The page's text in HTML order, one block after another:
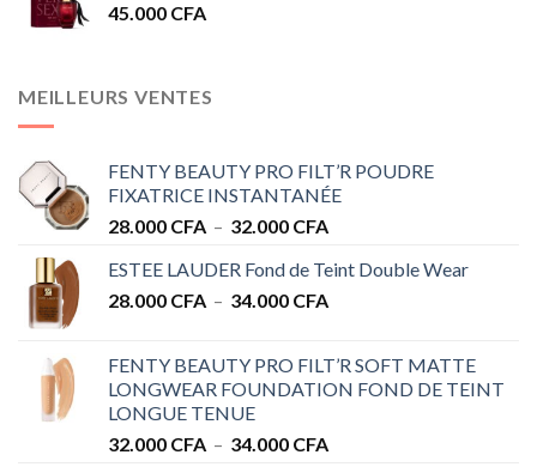
45.000 CFA
MEILLEURS VENTES
FENTY BEAUTY PRO FILT’R POUDRE
FIXATRICE INSTANTANÉE
28.000 CFA – 32.000 CFA
prix :
28.000 CFA
ESTEE LAUDER Fond de Teint Double Wear
28.000 CFA – 34.000 CFA
28.000 CFA
à
FENTY BEAUTY PRO FILT’R SOFT MATTE
LONGWEAR FOUNDATION FOND DE TEINT
LONGUE TENUE
32.000 CFA – 34.000 CFA